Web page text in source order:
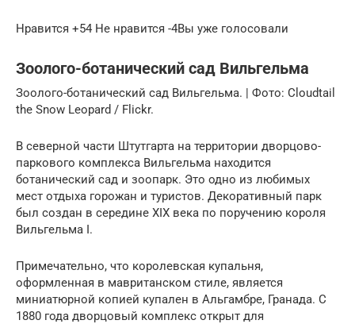
Нравится +54 Не нравится -4Вы уже голосовали
Зоолого-ботанический сад Вильгельма
Зоолого-ботанический сад Вильгельма. | Фото: Cloudtail
the Snow Leopard / Flickr.
В северной части Штутгарта на территории дворцово-
паркового комплекса Вильгельма находится
ботанический сад и зоопарк. Это одно из любимых
мест отдыха горожан и туристов. Декоративный парк
был создан в середине XIX века по поручению короля
Вильгельма I.
Примечательно, что королевская купальня,
оформленная в мавританском стиле, является
миниатюрной копией купален в Альгамбре, Гранада. С
1880 года дворцовый комплекс открыт для